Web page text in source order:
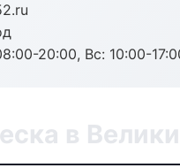
20:00, Вс: 10:00-
в